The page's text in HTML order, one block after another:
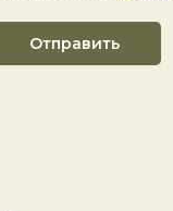
Отправить